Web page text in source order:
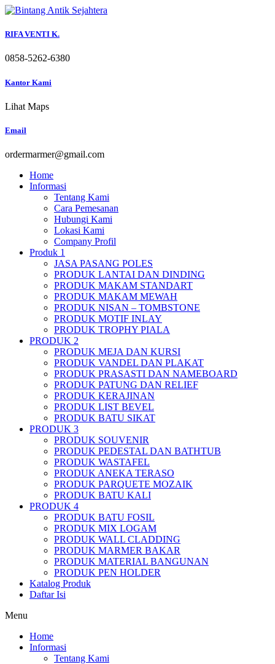
Skip
content
RIFA VENTI K.
0858-5262-6380
Kantor Kami
Lihat Maps
Email
ordermarmer@gmail.com
Home
Informasi
Tentang Kami
Cara Pemesanan
Hubungi Kami
Lokasi Kami
Company Profil
Produk 1
JASA PASANG POLES
PRODUK LANTAI DAN DINDING
PRODUK MAKAM STANDART
PRODUK MAKAM MEWAH
PRODUK NISAN – TOMBSTONE
PRODUK MOTIF INLAY
PRODUK TROPHY PIALA
PRODUK 2
PRODUK MEJA DAN KURSI
PRODUK VANDEL DAN PLAKAT
PRODUK PRASASTI DAN NAMEBOARD
PRODUK PATUNG DAN RELIEF
PRODUK KERAJINAN
PRODUK LIST BEVEL
PRODUK BATU SIKAT
PRODUK 3
PRODUK SOUVENIR
PRODUK PEDESTAL DAN BATHTUB
PRODUK WASTAFEL
PRODUK ANEKA TERASO
PRODUK PARQUETE MOZAIK
PRODUK BATU KALI
PRODUK 4
PRODUK BATU FOSIL
PRODUK MIX LOGAM
PRODUK WALL CLADDING
PRODUK MARMER BAKAR
PRODUK MATERIAL BANGUNAN
PRODUK PEN HOLDER
Katalog Produk
Daftar Isi
Menu
Home
Informasi
Tentang Kami